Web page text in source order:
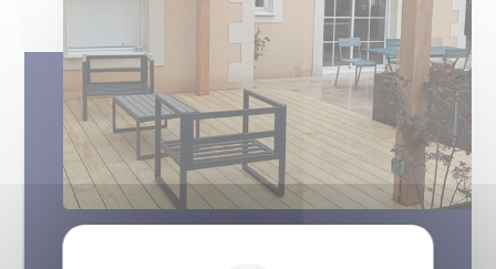
La terrasse bois Accoya : Une